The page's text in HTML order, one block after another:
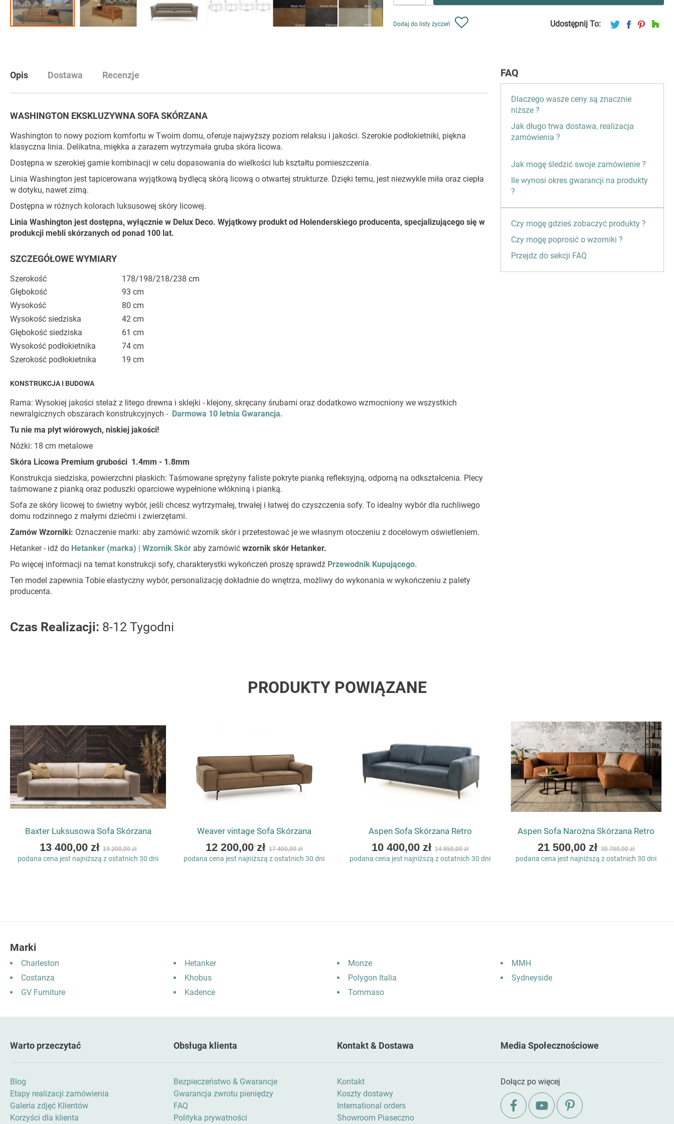
Dodaj do listy życzeń Udostępnij To:
Opis
WASHINGTON EKSKLUZYWNA SOFA SKÓRZANA
Washington to nowy poziom komfortu w Twoim domu, oferuje najwyższy poziom relaksu i jakości. Szerokie podłokietniki, piękna
klasyczna linia. Delikatna, miękka a zarazem wytrzymała gruba skóra licowa.
Dostępna w szerokiej gamie kombinacji w celu dopasowania do wielkości lub kształtu pomieszczenia.
Linia Washington jest tapicerowana wyjątkową bydlęcą skórą licową o otwartej strukturze. Dzięki temu, jest niezwykle miła oraz ciepła
w dotyku, nawet zimą.
Dostępna w różnych kolorach luksusowej skóry licowej.
Linia Washington jest dostępna, wyłącznie w Delux Deco. Wyjątkowy produkt od Holenderskiego producenta, specjalizującego się w
produkcji mebli skórzanych od ponad 100 lat.
SZCZEGÓŁOWE WYMIARY
Szerokość
178/198/218/238 cm
Głębokość
93 cm
Wysokość
80 cm
Wysokość siedziska
42 cm
Głębokość siedziska
61 cm
Wysokość podłokietnika
74 cm
Szerokość podłokietnika
19 cm
KONSTRUKCJA I BUDOWA
Rama: Wysokiej jakości stelaż z litego drewna i sklejki - klejony, skręcany śrubami oraz dodatkowo wzmocniony we wszystkich
newralgicznych obszarach konstrukcyjnych - Darmowa 10 letnia Gwarancja.
Tu nie ma płyt wiórowych, niskiej jakości!
Nóżki: 18 cm metalowe
Skóra Licowa Premium grubości 1.4mm - 1.8mm
Konstrukcja siedziska, powierzchni płaskich: Taśmowane sprężyny faliste pokryte pianką refleksyjną, odporną na odkształcenia. Plecy
taśmowane z pianką oraz poduszki oparciowe wypełnione włókniną i pianką.
Sofa ze skóry licowej to świetny wybór, jeśli chcesz wytrzymałej, trwałej i łatwej do czyszczenia sofy. To idealny wybór dla ruchliwego
domu rodzinnego z małymi dziećmi i zwierzętami.
Zamów Wzorniki: Oznaczenie marki: aby zamówić wzornik skór i przetestować je we własnym otoczeniu z docelowym oświetleniem.
Hetanker - idź do Hetanker (marka) | Wzornik Skór aby zamówić wzornik skór Hetanker.
Po więcej informacji na temat konstrukcji sofy, charakterystki wykończeń proszę sprawdź Przewodnik Kupującego.
Ten model zapewnia Tobie elastyczny wybór, personalizację dokładnie do wnętrza, możliwy do wykonania w wykończeniu z palety
producenta.
Czas Realizacji: 8-12 Tygodni
Dostawa Recenzje FAQ
Dlaczego wasze ceny są znacznie
niższe ?
Jak długo trwa dostawa, realizacja
zamówienia ?
Jak mogę śledzić swoje zamówienie ?
Ile wynosi okres gwarancji na produkty
?
Czy mogę gdzieś zobaczyć produkty ?
Czy mogę poprosić o wzorniki ?
Przejdz do sekcji FAQ
PRODUKTY POWIĄZANE
Baxter Luksusowa Sofa Skórzana
As
low
13 400,00 zł 19 200,00 zł
podana cena jest najniższą z ostatnich 30 dni
Weaver vintage Sofa Skórzana
As
low
12 200,00 zł 17 400,00 zł
podana cena jest najniższą z ostatnich 30 dni
Aspen Sofa Skórzana Retro
As
low
10 400,00 zł 14 850,00 zł
podana cena jest najniższą z ostatnich 30 dni
Aspen Sofa Narożna Skórzana Retro
As
low
21 500,00 zł 30 700,00 zł
podana cena jest najniższą z ostatnich 30 dni
Marki
Charleston
Costanza
GV Furniture
Hetanker
Khobus
Kadence
Monze
Polygon Italia
Tommaso
MMH
Sydneyside
Warto przeczytać
Blog
Etapy realizacji zamówienia
Galeria zdjęć Klientów
Korzyści dla klienta
Obsługa klienta
Bezpieczeństwo & Gwarancje
Gwarancja zwrotu pieniędzy
FAQ
Polityka prywatności
Kontakt & Dostawa
Kontakt
Koszty dostawy
International orders
Showroom Piaseczno
Media Społecznościowe
Dołącz po więcej